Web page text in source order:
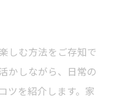
しむ方法をご存知で
かしながら、日常の
ツを紹介します。家